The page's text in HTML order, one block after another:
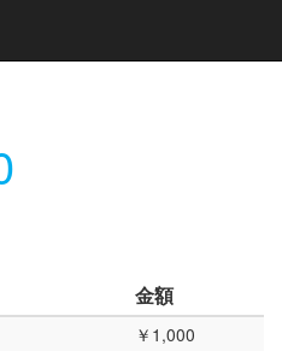
金額
￥1,000